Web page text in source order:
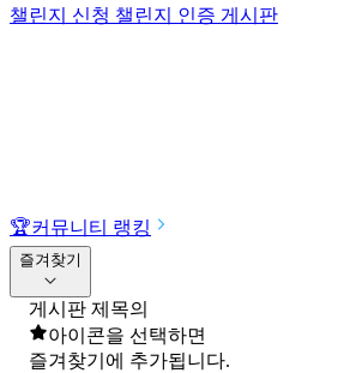
챌린지 신청 챌린지 인증 게시판
🏆커뮤니티 랭킹
즐겨찾기
게시판 제목의
아이콘을 선택하면
즐겨찾기에 추가됩니다.